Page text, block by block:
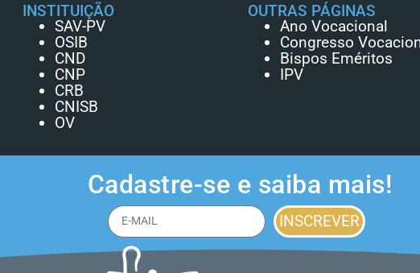
INSTITUIÇÃO
SAV-PV
OSIB
CND
CNP
CRB
CNISB
OV
OUTRAS PÁGINAS
Ano Vocacional
Congresso
Bispos Eméritos
IPV
Cadastre-se e saiba mais!
INSCREVER